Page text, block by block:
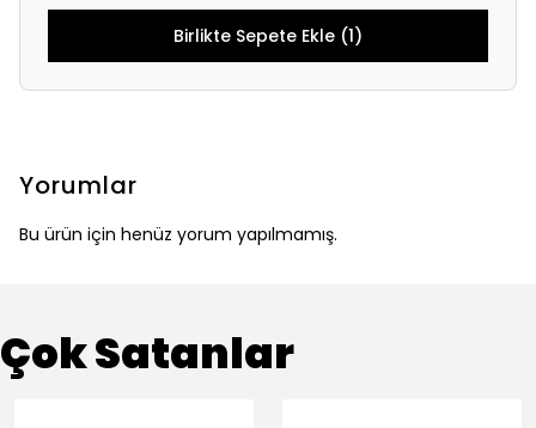
Birlikte Sepete Ekle (1)
Yorumlar
Bu ürün için henüz yorum yapılmamış.
Çok Satanlar